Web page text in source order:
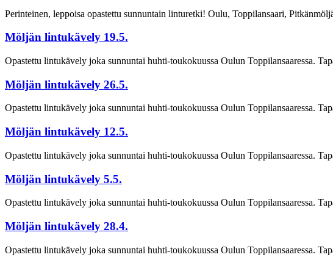
Perinteinen, leppoisa opastettu sunnuntain linturetki! Oulu, Toppilansaari,
Möljän lintukävely 19.5.
Opastettu lintukävely joka sunnuntai huhti-toukokuussa Oulun Toppilansaaressa.
Möljän lintukävely 26.5.
Opastettu lintukävely joka sunnuntai huhti-toukokuussa Oulun Toppilansaaressa.
Möljän lintukävely 12.5.
Opastettu lintukävely joka sunnuntai huhti-toukokuussa Oulun Toppilansaaressa.
Möljän lintukävely 5.5.
Opastettu lintukävely joka sunnuntai huhti-toukokuussa Oulun Toppilansaaressa.
Möljän lintukävely 28.4.
Opastettu lintukävely joka sunnuntai huhti-toukokuussa Oulun Toppilansaaressa.